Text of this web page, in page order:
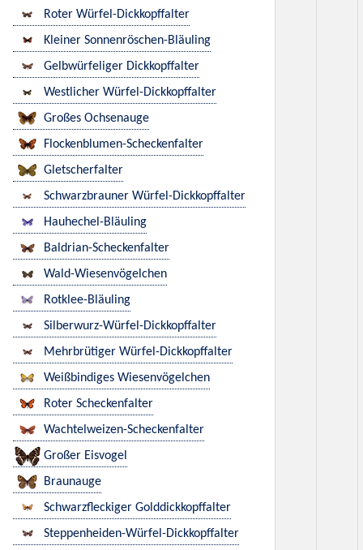
Roter Würfel-Dickkopffalter
Kleiner Sonnenröschen-Bläuling
Gelbwürfeliger Dickkopffalter
Westlicher Würfel-Dickkopffalter
Großes Ochsenauge
Flockenblumen-Scheckenfalter
Gletscherfalter
Schwarzbrauner Würfel-Dickkopffalter
Hauhechel-Bläuling
Baldrian-Scheckenfalter
Wald-Wiesenvögelchen
Rotklee-Bläuling
Silberwurz-Würfel-Dickkopffalter
Mehrbrütiger Würfel-Dickkopffalter
Weißbindiges Wiesenvögelchen
Roter Scheckenfalter
Wachtelweizen-Scheckenfalter
Großer Eisvogel
Braunauge
Schwarzfleckiger Golddickkopffalter
Steppenheiden-Würfel-Dickkopffalter